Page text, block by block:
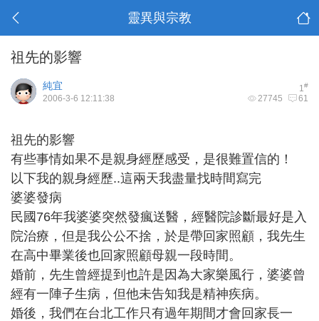
靈異與宗教
祖先的影響
1#
純宜
27745 61
2006-3-6 12:11:38
祖先的影響
有些事情如果不是親身經歷感受，是很難置信的！
以下我的親身經歷..這兩天我盡量找時間寫完
婆婆發病
民國76年我婆婆突然發瘋送醫，經醫院診斷最好是入
院治療，但是我公公不捨，於是帶回家照顧，我先生
在高中畢業後也回家照顧母親一段時間。
婚前，先生曾經提到也許是因為大家樂風行，婆婆曾
經有一陣子生病，但他未告知我是精神疾病。
婚後，我們在台北工作只有過年期間才會回家長一